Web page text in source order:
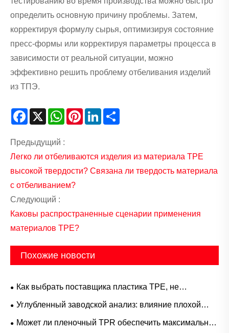
определить основную причину проблемы. Затем,
корректируя формулу сырья, оптимизируя состояние
пресс-формы или корректируя параметры процесса в
зависимости от реальной ситуации, можно
эффективно решить проблему отбеливания изделий
из ТПЭ.
Facebook
X WhatsAppPinterestLinkedIn
Предыдущий :
Легко ли отбеливаются изделия из материала TPE
высокой твердости? Связана ли твердость материала
с отбеливанием?
Следующий :
Каковы распространенные сценарии применения
материалов TPE?
Похожие новости
Как выбрать поставщика пластика TPE, не
столкнувшись с подводными камнями?
Углубленный заводской анализ: влияние плохой
адгезии материалов ТПЭ на готовую продукцию
Может ли пленочный TPR обеспечить максимальную